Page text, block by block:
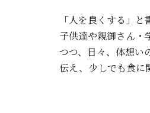
「人を良くする」
子供達や親御さん・
つつ、日々、体想い
伝え、少しでも食に